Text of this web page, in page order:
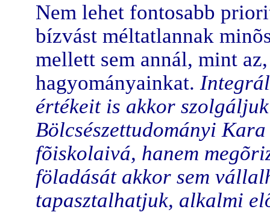
Nem lehet fontosabb
bízvást méltatlannak
mellett sem annál, mint
hagyományainkat.
értékeit is akkor
Bölcsészettudományi
fõiskolaivá, hanem
föladását akkor sem
tapasztalhatjuk, alkalmi